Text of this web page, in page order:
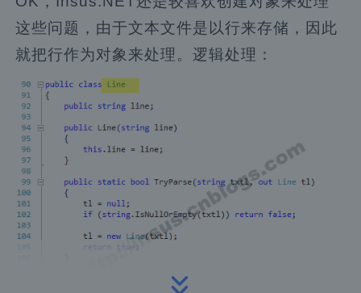
这些问题，由于文本文件是以行来存储，因此
就把行作为对象来处理。逻辑处理：